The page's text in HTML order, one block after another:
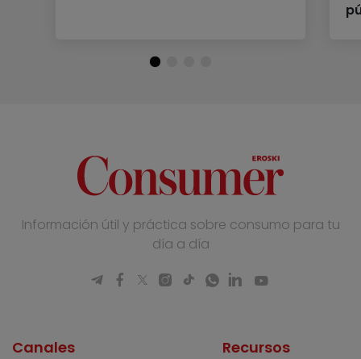
Información útil y práctica sobre consumo para tu
día a día
Canales Recursos